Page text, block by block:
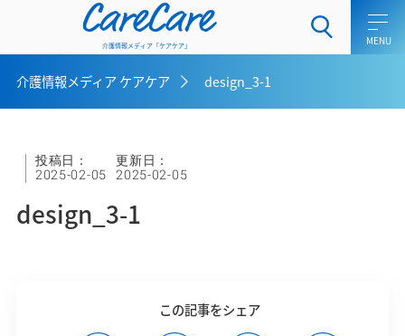
CareCare
介護情報メディア「ケアケア」
ホーム
介護士向けコラム
一般介護向けコラム
介護メディア ケアケアとは
介護情報メディア ケアケア design_3-1
投稿日：
2025-02-05
更新日：
2025-02-05
design_3-1
この記事をシェア